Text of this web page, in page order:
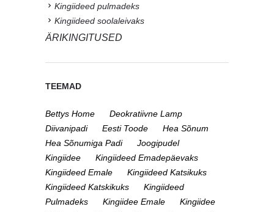
Kingiideed pulmadeks
Kingiideed soolaleivaks
ÄRIKINGITUSED
TEEMAD
Bettys Home
Deokratiivne Lamp
Diivanipadi
Eesti Toode
Hea Sõnum
Hea Sõnumiga Padi
Joogipudel
Kingiidee
Kingiideed Emadepäevaks
Kingiideed Emale
Kingiideed Katsikuks
Kingiideed Katskikuks
Kingiideed
Pulmadeks
Kingiidee Emale
Kingiidee